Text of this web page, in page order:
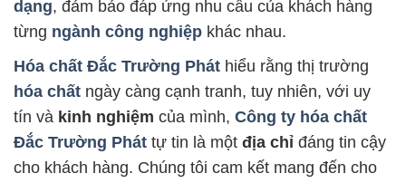
dạng, đảm bảo đáp ứng nhu cầu của khách hàng
từng ngành công nghiệp khác nhau.
Hóa chất Đắc Trường Phát hiểu rằng thị trường
hóa chất ngày càng cạnh tranh, tuy nhiên, với uy
tín và kinh nghiệm của mình, Công ty hóa chất
Đắc Trường Phát tự tin là một địa chỉ đáng tin cậy
cho khách hàng. Chúng tôi cam kết mang đến cho